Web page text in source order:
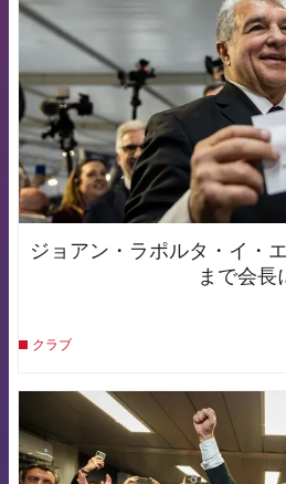
ジョアン・ラポルタ・イ・
まで会長
クラブ
FCB